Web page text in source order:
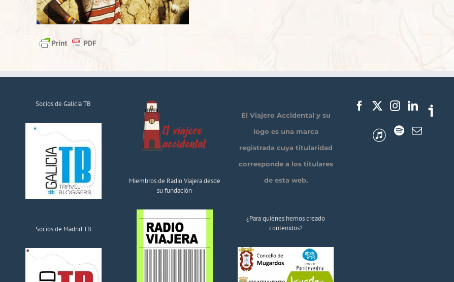
Socios de Galicia TB
Socios de Madrid TB
Miembros de Radio Viajera desde
su fundación
El Viajero Accidental y su
logo es una marca
registrada cuya titularidad
corresponde a los titulares
de esta web.
¿Para quiénes hemos creado
contenidos?